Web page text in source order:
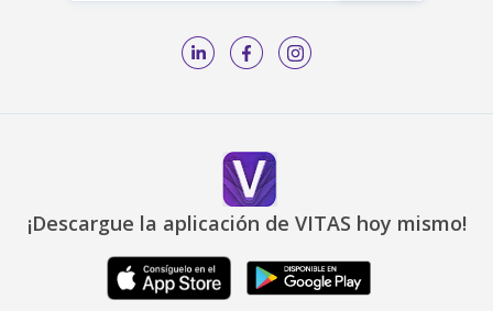
¡Descargue la aplicación de VITAS hoy mismo!